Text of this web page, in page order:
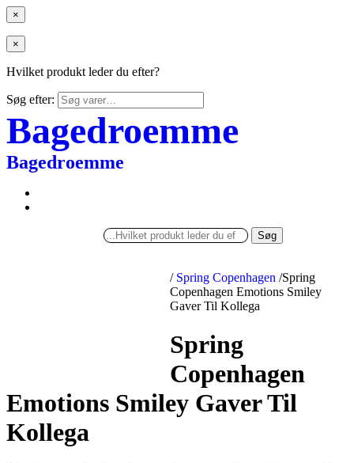
×
×
Hvilket produkt leder du efter?
Søg efter:
Bagedroemme
Bagedroemme
Søg
/ Spring Copenhagen /Spring
Copenhagen Emotions Smiley
Gaver Til Kollega
Spring
Copenhagen
Emotions Smiley Gaver Til
Kollega